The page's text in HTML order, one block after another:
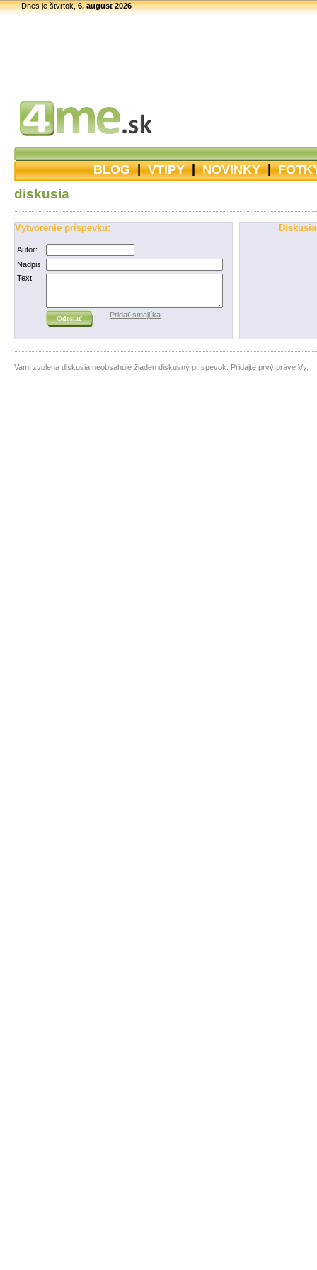
Dnes je štvrtok,6. august 2026
BLOG|VTIPY|NOVINKY|
diskusia
Vytvorenie príspevku:
Autor:
Nadpis:
Text:
Pridať smajlíka
Vami zvolená diskusia neobsahuje žiaden diskusný príspevok. Pridajte prvý práve Vy.